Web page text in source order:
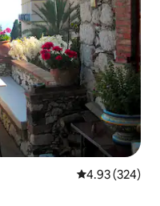
レビュー324
4.93 (324)